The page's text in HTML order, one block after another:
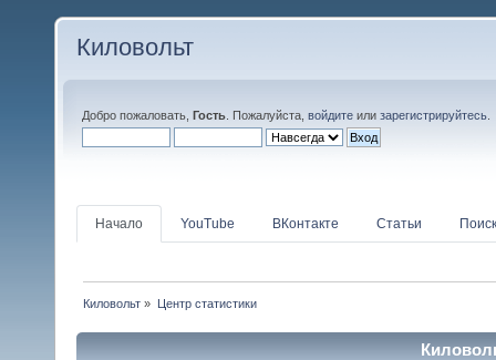
Киловольт
Добро пожаловать, Гость . Пожалуйста, войдите или зарегистрируйтесь
Начало YouTube ВКонтакте Статьи Поиск
Киловольт » Центр статистики